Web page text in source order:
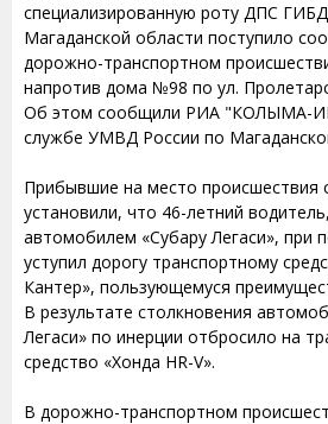
специализированную роту ДПС
Магаданской области поступило
дорожно-транспортном
напротив дома №98 по ул.
Об этом сообщили РИА "КОЛЫМА-
службе УМВД России по
Прибывшие на место происшествия
установили, что 46-летний
автомобилем «Субару Легаси», при
уступил дорогу транспортному
Кантер», пользующемуся
В результате столкновения
Легаси» по инерции отбросило на
средство «Хонда HR-V».
В дорожно-транспортном